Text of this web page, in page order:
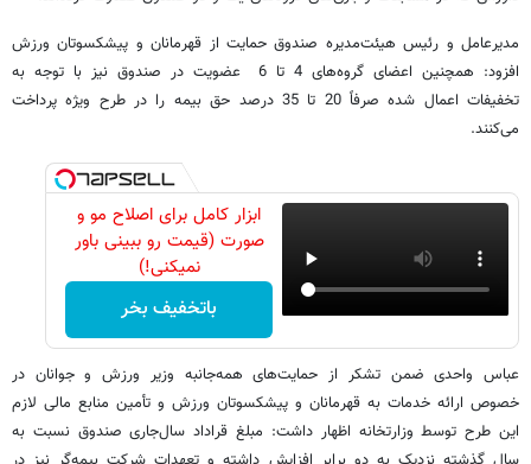
مدیرعامل و رئیس هیئت‌مدیره صندوق حمایت از قهرمانان و پیشکسوتان ورزش
افزود: همچنین اعضای گروه‌های 4 تا 6 عضویت در صندوق نیز با توجه به
تخفیفات اعمال شده صرفاً 20 تا 35 درصد حق بیمه را در طرح ویژه پرداخت
می‌کنند.
ابزار کامل برای اصلاح مو و
صورت (قیمت رو ببینی باور
نمیکنی!)
باتخفیف بخر
عباس واحدی ضمن تشکر از حمایت‌های همه‌جانبه وزیر ورزش و جوانان در
خصوص ارائه خدمات به قهرمانان و پیشکسوتان ورزش و تأمین منابع مالی لازم
این طرح توسط وزارتخانه اظهار داشت: مبلغ قراداد سال‌جاری صندوق نسبت به